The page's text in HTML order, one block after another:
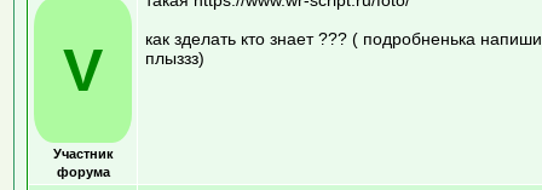
V
Участник
форума
как зделать кто знает ??? ( подробненька
плыззз)